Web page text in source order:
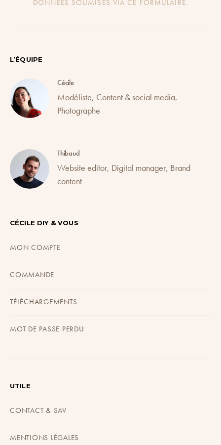
DONNÉES SOUMISES VIA CE FORMULAIRE.
L’ÉQUIPE
Cécile
Modéliste, Content & social media,
Photographe
Thibaud
Website editor, Digital manager, Brand
content
CÉCILE DIY & VOUS
MON COMPTE
COMMANDE
TÉLÉCHARGEMENTS
MOT DE PASSE PERDU
UTILE
CONTACT & SAV
MENTIONS LÉGALES